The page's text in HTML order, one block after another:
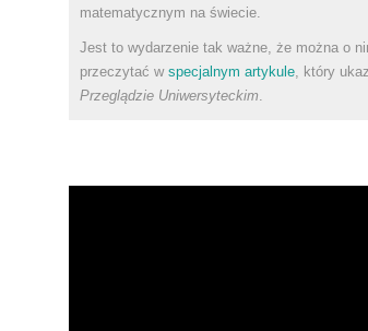
matematycznym na świecie.
Jest to wydarzenie tak ważne, że można o
przeczytać w specjalnym artykule, który
Przeglądzie Uniwersyteckim.